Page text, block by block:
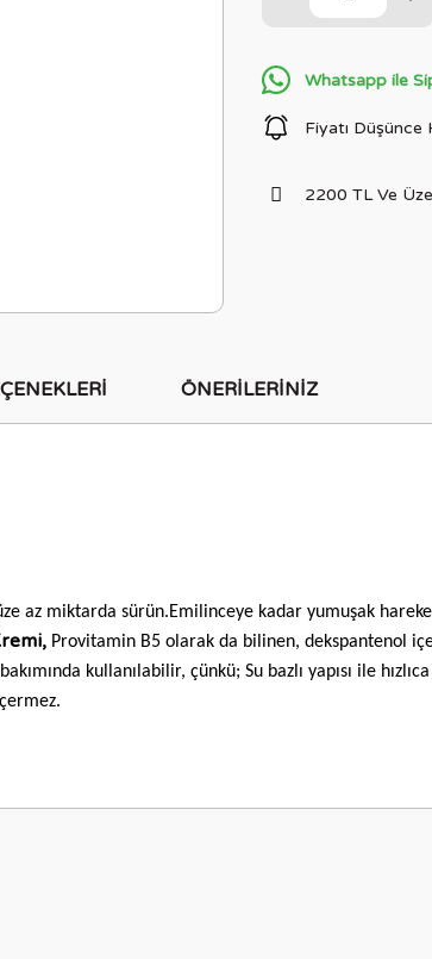
Whatsapp ile
Fiyatı Düşünce
2200 TL Ve
ÖNERILERINIZ
az miktarda sürün.Emilinceye kadar yumuşak
Provitamin B5 olarak da bilinen, dekspantenol
kullanılabilir, çünkü; Su bazlı yapısı ile